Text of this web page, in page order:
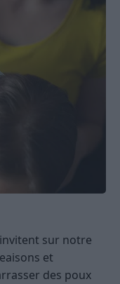
sur notre
et
des poux